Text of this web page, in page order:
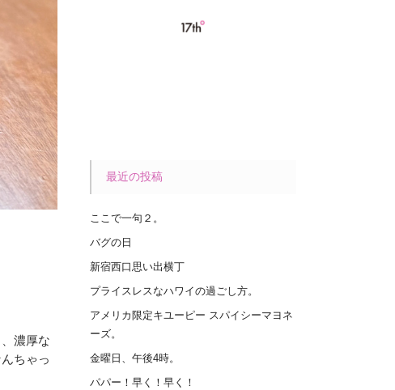
濃厚な
ちゃっ
最近の投稿
ここで一句２。
バグの日
新宿西口思い出横丁
プライスレスなハワイの過ごし方。
アメリカ限定キユーピー スパイシーマヨネ
ーズ。
金曜日、午後4時。
パパー！早く！早く！